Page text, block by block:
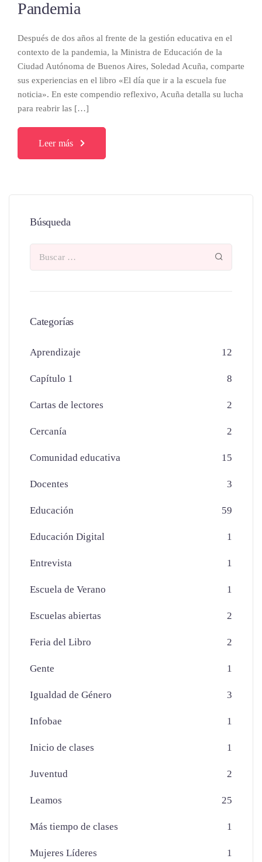
Pandemia
Después de dos años al frente de la gestión educativa en el
contexto de la pandemia, la Ministra de Educación de la
Ciudad Autónoma de Buenos Aires, Soledad Acuña, comparte
sus experiencias en el libro «El día que ir a la escuela fue
noticia». En este compendio reflexivo, Acuña detalla su lucha
para reabrir las […]
Leer más
Búsqueda
Categorías
Aprendizaje 12
Capítulo 1 8
Cartas de lectores 2
Cercanía 2
Comunidad educativa 15
Docentes 3
Educación 59
Educación Digital 1
Entrevista 1
Escuela de Verano 1
Escuelas abiertas 2
Feria del Libro 2
Gente 1
Igualdad de Género 3
Infobae 1
Inicio de clases 1
Juventud 2
Leamos 25
Más tiempo de clases 1
Mujeres Líderes 1